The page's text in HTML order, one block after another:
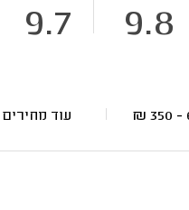
9.8
9.7
₪ עוד מחירים